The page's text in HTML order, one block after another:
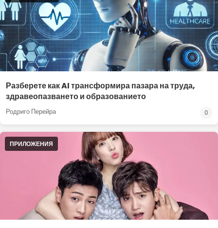
Разберете как AI трансформира пазара на труда,
здравеопазването и образованието
Родриго Перейра 0
ПРИЛОЖЕНИЯ